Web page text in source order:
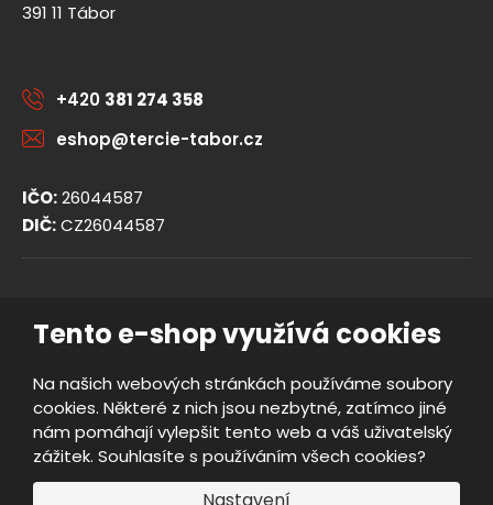
Tento e-shop využívá cookies
Na našich webových stránkách používáme soubory
cookies. Některé z nich jsou nezbytné, zatímco jiné
nám pomáhají vylepšit tento web a váš uživatelský
zážitek. Souhlasíte s používáním všech cookies?
391 11 Tábor
+420 381 274 358
eshop@tercie-tabor.cz
IČO:26044587
DIČ:CZ26044587
Obchodní podmínky
Prohlášení o přístupnosti
Nastavení cookies
Mapa stránek
Vyrobila
e